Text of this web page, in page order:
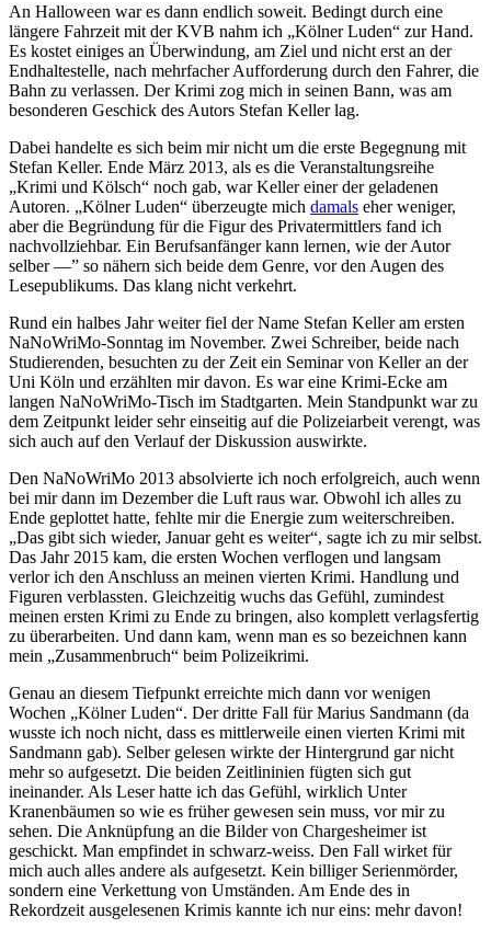
An Halloween war es dann endlich soweit. Bedingt durch eine
längere Fahrzeit mit der KVB nahm ich „Kölner Luden“ zur Hand.
Es kostet einiges an Überwindung, am Ziel und nicht erst an der
Endhaltestelle, nach mehrfacher Aufforderung durch den Fahrer, die
Bahn zu verlassen. Der Krimi zog mich in seinen Bann, was am
besonderen Geschick des Autors Stefan Keller lag.
Dabei handelte es sich beim mir nicht um die erste Begegnung mit
Stefan Keller. Ende März 2013, als es die Veranstaltungsreihe
„Krimi und Kölsch“ noch gab, war Keller einer der geladenen
Autoren. „Kölner Luden“ überzeugte mich damals eher weniger,
aber die Begründung für die Figur des Privatermittlers fand ich
nachvollziehbar. Ein Berufsanfänger kann lernen, wie der Autor
selber —” so nähern sich beide dem Genre, vor den Augen des
Lesepublikums. Das klang nicht verkehrt.
Rund ein halbes Jahr weiter fiel der Name Stefan Keller am ersten
NaNoWriMo-Sonntag im November. Zwei Schreiber, beide nach
Studierenden, besuchten zu der Zeit ein Seminar von Keller an der
Uni Köln und erzählten mir davon. Es war eine Krimi-Ecke am
langen NaNoWriMo-Tisch im Stadtgarten. Mein Standpunkt war zu
dem Zeitpunkt leider sehr einseitig auf die Polizeiarbeit verengt, was
sich auch auf den Verlauf der Diskussion auswirkte.
Den NaNoWriMo 2013 absolvierte ich noch erfolgreich, auch wenn
bei mir dann im Dezember die Luft raus war. Obwohl ich alles zu
Ende geplottet hatte, fehlte mir die Energie zum weiterschreiben.
„Das gibt sich wieder, Januar geht es weiter“, sagte ich zu mir selbst.
Das Jahr 2015 kam, die ersten Wochen verflogen und langsam
verlor ich den Anschluss an meinen vierten Krimi. Handlung und
Figuren verblassten. Gleichzeitig wuchs das Gefühl, zumindest
meinen ersten Krimi zu Ende zu bringen, also komplett verlagsfertig
zu überarbeiten. Und dann kam, wenn man es so bezeichnen kann
mein „Zusammenbruch“ beim Polizeikrimi.
Genau an diesem Tiefpunkt erreichte mich dann vor wenigen
Wochen „Kölner Luden“. Der dritte Fall für Marius Sandmann (da
wusste ich noch nicht, dass es mittlerweile einen vierten Krimi mit
Sandmann gab). Selber gelesen wirkte der Hintergrund gar nicht
mehr so aufgesetzt. Die beiden Zeitlininien fügten sich gut
ineinander. Als Leser hatte ich das Gefühl, wirklich Unter
Kranenbäumen so wie es früher gewesen sein muss, vor mir zu
sehen. Die Anknüpfung an die Bilder von Chargesheimer ist
geschickt. Man empfindet in schwarz-weiss. Den Fall wirket für
mich auch alles andere als aufgesetzt. Kein billiger Serienmörder,
sondern eine Verkettung von Umständen. Am Ende des in
Rekordzeit ausgelesenen Krimis kannte ich nur eins: mehr davon!